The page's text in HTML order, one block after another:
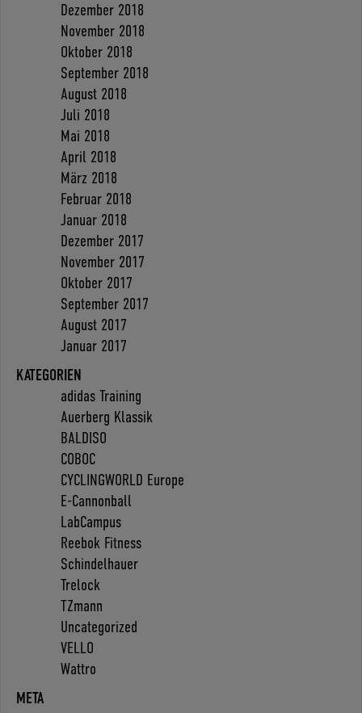
Dezember 2018
November 2018
Oktober 2018
September 2018
August 2018
Juli 2018
Mai 2018
April 2018
März 2018
Februar 2018
Januar 2018
Dezember 2017
November 2017
Oktober 2017
September 2017
August 2017
Januar 2017
KATEGORIEN
adidas Training
Auerberg Klassik
BALDISO
COBOC
CYCLINGWORLD Europe
E-Cannonball
LabCampus
Reebok Fitness
Schindelhauer
Trelock
TZmann
Uncategorized
VELLO
Wattro
META